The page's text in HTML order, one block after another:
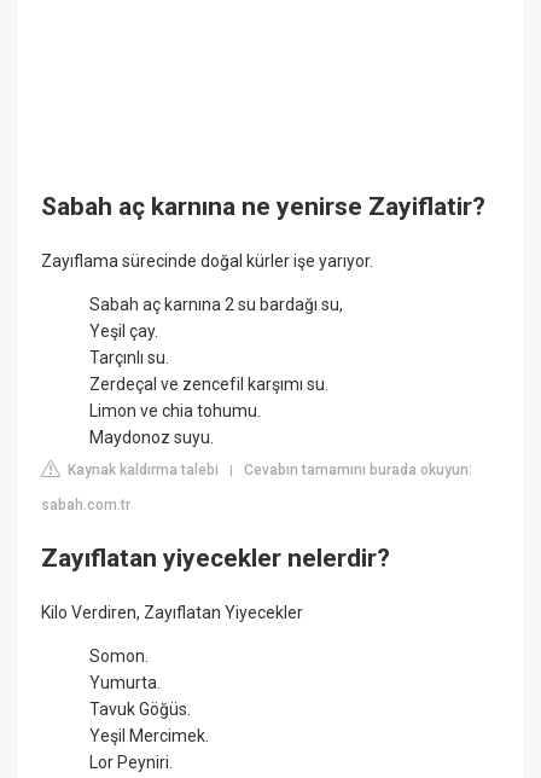
Sabah aç karnına ne yenirse Zayiflatir?
Zayıflama sürecinde doğal kürler işe yarıyor.
Sabah aç karnına 2 su bardağı su,
Yeşil çay.
Tarçınlı su.
Zerdeçal ve zencefil karşımı su.
Limon ve chia tohumu.
Maydonoz suyu.
Kaynak kaldırma talebi |Cevabın tamamını burada okuyun:
sabah.com.tr
Zayıflatan yiyecekler nelerdir?
Kilo Verdiren, Zayıflatan Yiyecekler
Somon.
Yumurta.
Tavuk Göğüs.
Yeşil Mercimek.
Lor Peyniri.